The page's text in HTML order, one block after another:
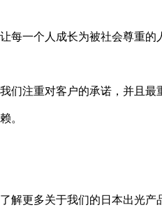
让每一个人成长为被社会尊重的
我们注重对客户的承诺，并且最
赖。
了解更多关于我们的日本出光产